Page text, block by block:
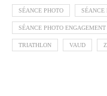
SÉANCE PHOTO SÉANCE
SÉANCE PHOTO ENGAGEMENT
TRIATHLON VAUD